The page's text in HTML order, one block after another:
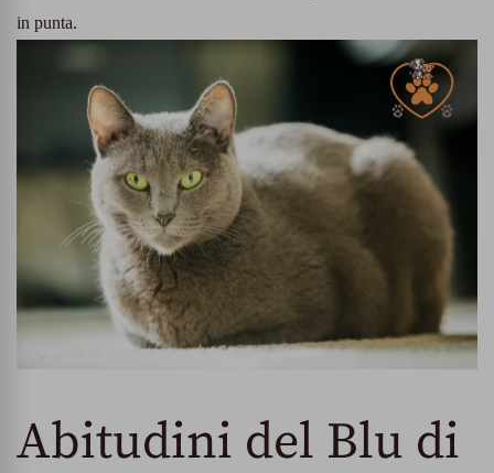
in punta.
Abitudini del Blu di